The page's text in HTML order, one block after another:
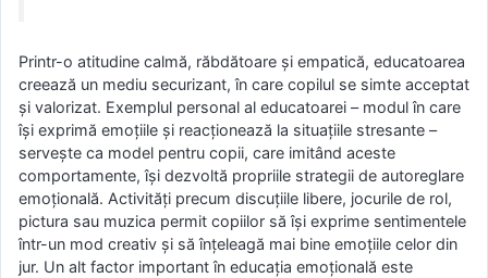
Printr-o atitudine calmă, răbdătoare și empatică, educatoarea
creează un mediu securizant, în care copilul se simte acceptat
și valorizat. Exemplul personal al educatoarei – modul în care
își exprimă emoțiile și reacționează la situațiile stresante –
servește ca model pentru copii, care imitând aceste
comportamente, își dezvoltă propriile strategii de autoreglare
emoțională. Activități precum discuțiile libere, jocurile de rol,
pictura sau muzica permit copiilor să își exprime sentimentele
într-un mod creativ și să înțeleagă mai bine emoțiile celor din
jur. Un alt factor important în educația emoțională este